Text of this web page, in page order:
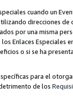
cuando un
direcciones
por una misma
Enlaces Especiales
o si se ha
para el
de los